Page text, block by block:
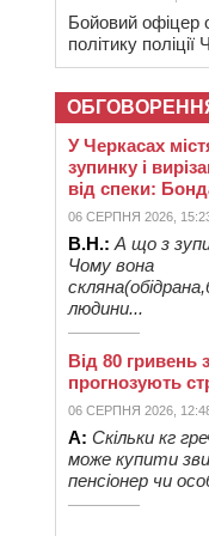
Бойовий офіцер
політику
У Черкасах
зупинку і
від спеки:
06 СЕРПНЯ 2026,
В.Н.: А що з
Чому вона
людини...
Від 80 гривень
прогнозують
06 СЕРПНЯ 2026,
А: Скільки кг
може купити
пенсіонер чи